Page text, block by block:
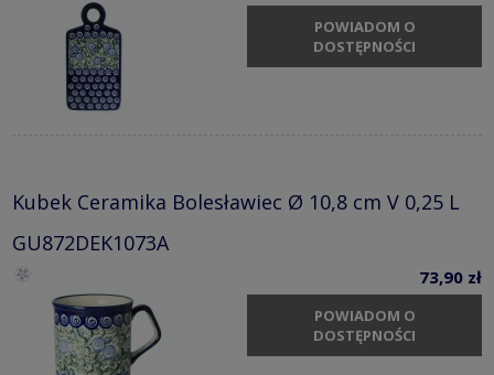
POWIADOM O
DOSTĘPNOŚCI
Kubek Ceramika Bolesławiec Ø 10,8 cm V 0,25 L
GU872DEK1073A
73,90 zł
POWIADOM O
DOSTĘPNOŚCI